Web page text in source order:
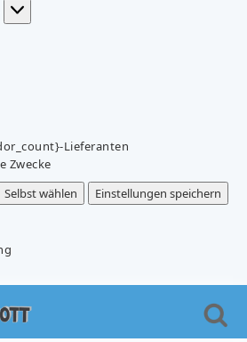
Lieferanten
Zwecke
Selbst wählen
Einstellungen speichern